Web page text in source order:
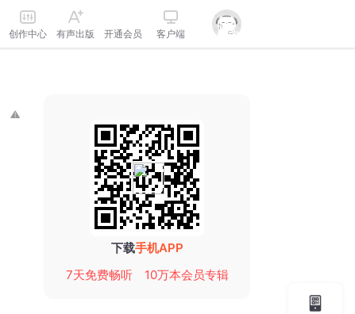
创作中心 有声出版 开通会员 客户端
下载手机APP
7天免费畅听
10万本会员专辑